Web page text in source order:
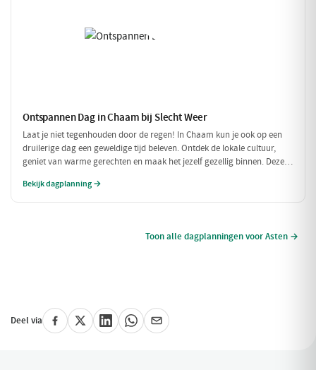
Ontspannen Dag in Chaam bij Slecht Weer
Laat je niet tegenhouden door de regen! In Chaam kun je ook op een
druilerige dag een geweldige tijd beleven. Ontdek de lokale cultuur,
geniet van warme gerechten en maak het jezelf gezellig binnen. Deze
wilt genieten van alles wat Chaam te bieden heeft.
Bekijk dagplanning →
Toon alle dagplanningen voor Asten →
Deel via